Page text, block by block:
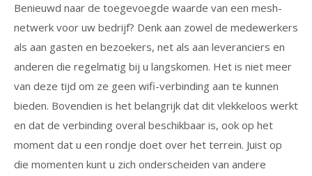
Benieuwd naar de toegevoegde waarde van een mesh-
netwerk voor uw bedrijf? Denk aan zowel de medewerkers
als aan gasten en bezoekers, net als aan leveranciers en
anderen die regelmatig bij u langskomen. Het is niet meer
van deze tijd om ze geen wifi-verbinding aan te kunnen
bieden. Bovendien is het belangrijk dat dit vlekkeloos werkt
en dat de verbinding overal beschikbaar is, ook op het
moment dat u een rondje doet over het terrein. Juist op
die momenten kunt u zich onderscheiden van andere